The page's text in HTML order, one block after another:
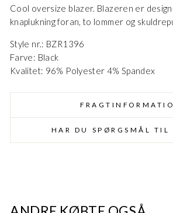
EU - EUEUR
Nederlands - NL EUR
Cool oversize blazer. Blazeren er
knaplukning foran, to lommer og
Style nr.: BZR1396
Farve: Black
Kvalitet: 96% Polyester 4% Spandex
HAR DU SPØRGSMÅL TIL